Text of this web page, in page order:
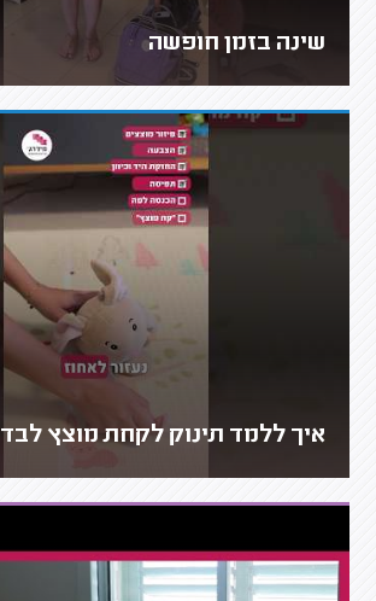
שינה בזמן חופשה
איך ללמד תינוק לקחת מוצץ לבד